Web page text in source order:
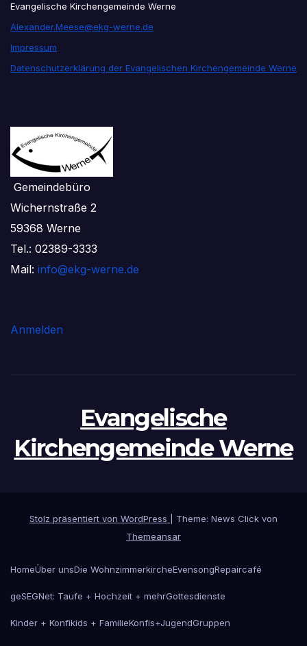
Evangelische Kirchengemeinde Werne
Alexander.Meese@ekg-werne.de
Impressum
Datenschutzerklärung der Evangelischen Kirchengemeinde Werne
Gemeindebüro
Wichernstraße 2
59368 Werne
Tel.: 02389-3333
Mail: info@ekg-werne.de
Anmelden
Evangelische
Kirchengemeinde Werne
Stolz präsentiert von WordPress
Theme: News Click von
Themeansar
HomeÜber unsDie WohnzimmerkircheEvensongRepaircafé
geSEGNet: Taufe + Hochzeit + mehrGottesdienste
Kinder + Konfikids + FamilieKonfis+JugendGruppen